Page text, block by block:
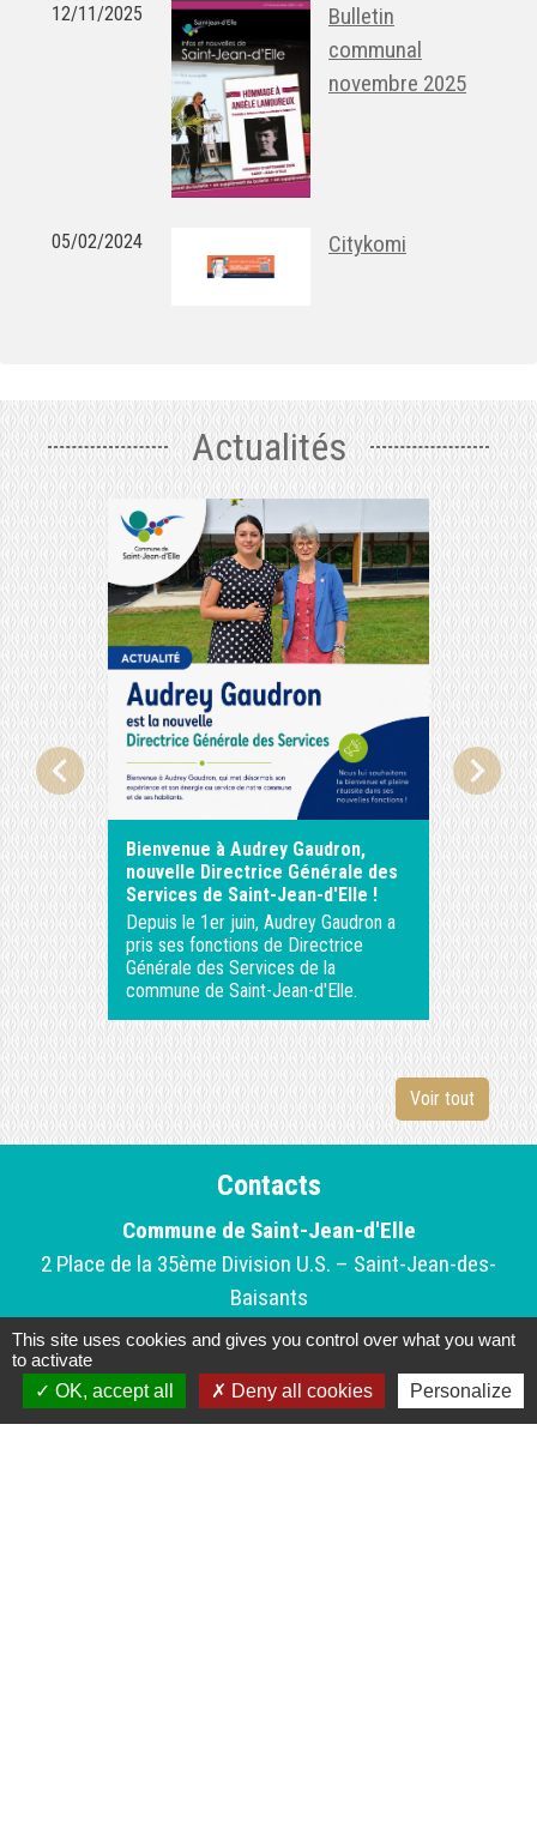
12/11/2025
Bulletin
communal
novembre 2025
05/02/2024 Citykomi
Actualités
Bienvenue à Audrey Gaudron,
nouvelle Directrice Générale des
Services de Saint-Jean-d'Elle !
Depuis le 1er juin, Audrey Gaudron a
pris ses fonctions de Directrice
Générale des Services de la
commune de Saint-Jean-d'Elle.
chevron_left chevron_right
Voir tout
Contacts
Commune de Saint-Jean-d'Elle
2 Place de la 35ème Division U.S. – Saint-Jean-des-
Baisants
50810 Saint-Jean-d'Elle - FRANCE
Contact par formulaire
This site uses cookies and gives you control over what you want
to activate
OK, accept all
Deny all cookies Personalize